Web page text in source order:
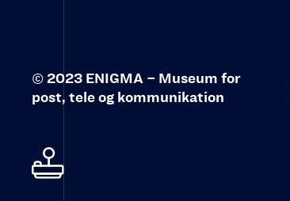
© 2023 ENIGMA – Museum for
post, tele og kommunikation‍